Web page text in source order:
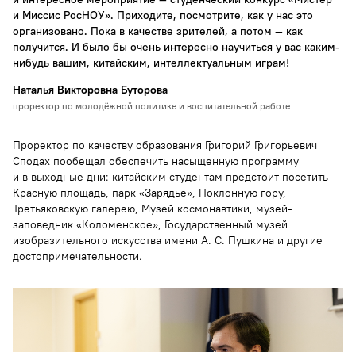
и Миссис РосНОУ». Приходите, посмотрите, как у нас это
организовано. Пока в качестве зрителей, а потом — как
получится. И было бы очень интересно научиться у вас каким-
нибудь вашим, китайским, интеллектуальным играм!
Наталья Викторовна Буторова
проректор по молодёжной политике и воспитательной работе
Проректор по качеству образования Григорий Григорьевич
Сподах пообещал обеспечить насыщенную программу
и в выходные дни: китайским студентам предстоит посетить
Красную площадь, парк «Зарядье», Поклонную гору,
Третьяковскую галерею, Музей космонавтики, музей-
заповедник «Коломенское», Государственный музей
изобразительного искусства имени А. С. Пушкина и другие
достопримечательности.